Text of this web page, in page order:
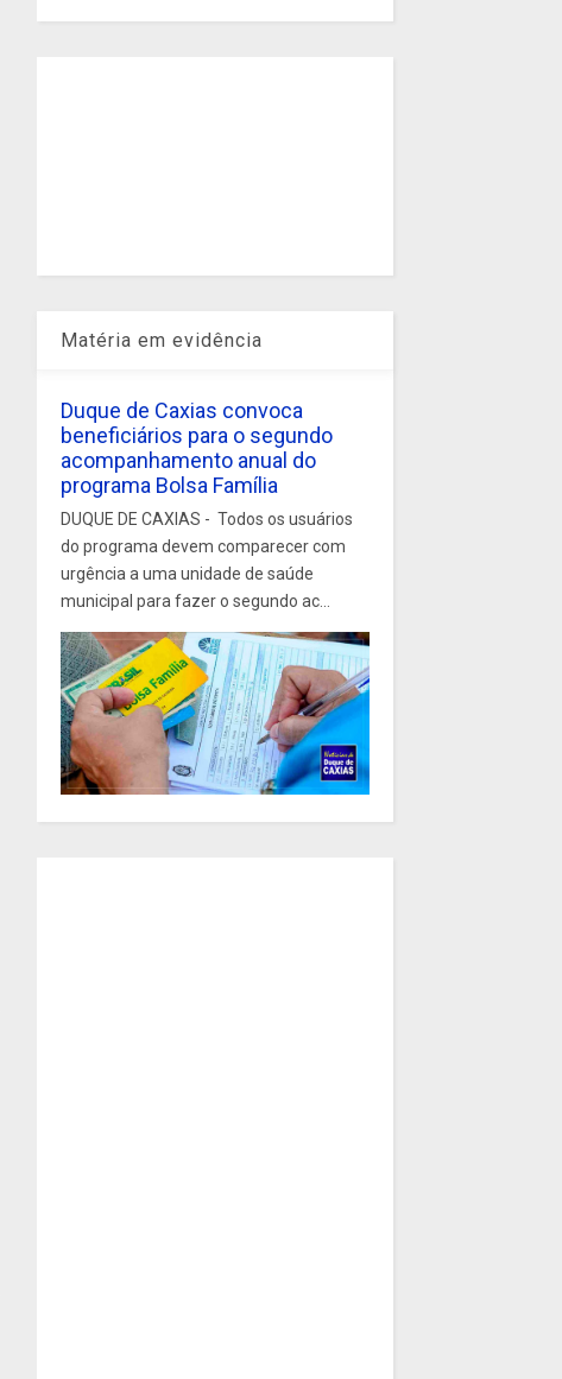
Matéria em evidência
Duque de Caxias convoca
beneficiários para o segundo
acompanhamento anual do
programa Bolsa Família
DUQUE DE CAXIAS - Todos os usuários
do programa devem comparecer com
urgência a uma unidade de saúde
municipal para fazer o segundo ac...